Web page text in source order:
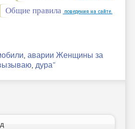
Общие правила поведения на сайте.
, аварии Женщины за
, дура”